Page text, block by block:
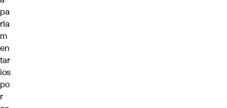
pa
rla
m
en
tar
ios
po
r